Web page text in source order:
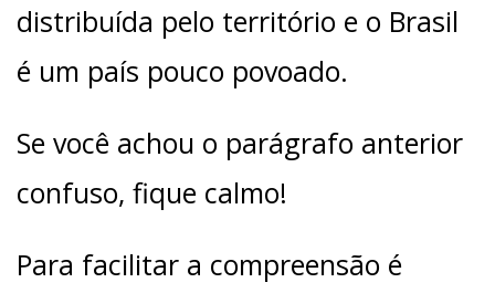
distribuída pelo território e o Brasil
é um país pouco povoado.
Se você achou o parágrafo anterior
confuso, fique calmo!
Para facilitar a compreensão é